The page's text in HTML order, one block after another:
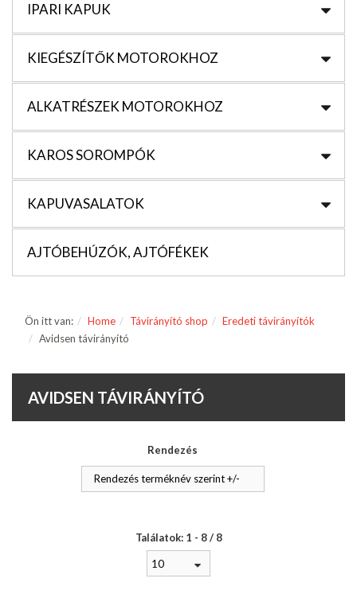
IPARI KAPUK
KIEGÉSZÍTŐK MOTOROKHOZ
ALKATRÉSZEK MOTOROKHOZ
KAROS SOROMPÓK
KAPUVASALATOK
AJTÓBEHÚZÓK, AJTÓFÉKEK
Ön itt van: Home Távirányító shop
Eredeti távirányítók
Avidsen távirányító
AVIDSEN TÁVIRÁNYÍTÓ
Rendezés
Rendezés terméknév szerint +/-
Találatok: 1 - 8 / 8
10